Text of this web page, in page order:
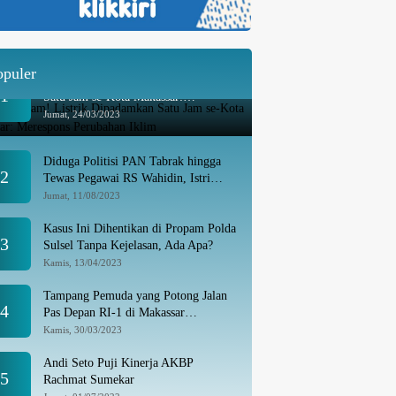
1
Satu Jam se-Kota Makassar:
Merespons Perubahan Iklim
Jumat, 24/03/2023
2
Diduga Politisi PAN Tabrak hingga
Tewas Pegawai RS Wahidin, Istri
Korban: Kami Tak Terima
Jumat, 11/08/2023
3
Kasus Ini Dihentikan di Propam Polda
Sulsel Tanpa Kejelasan, Ada Apa?
Kamis, 13/04/2023
4
Tampang Pemuda yang Potong Jalan
Pas Depan RI-1 di Makassar
Ditangkap, Ternyata Joki Balapan Liar
Kamis, 30/03/2023
5
Andi Seto Puji Kinerja AKBP
Rachmat Sumekar